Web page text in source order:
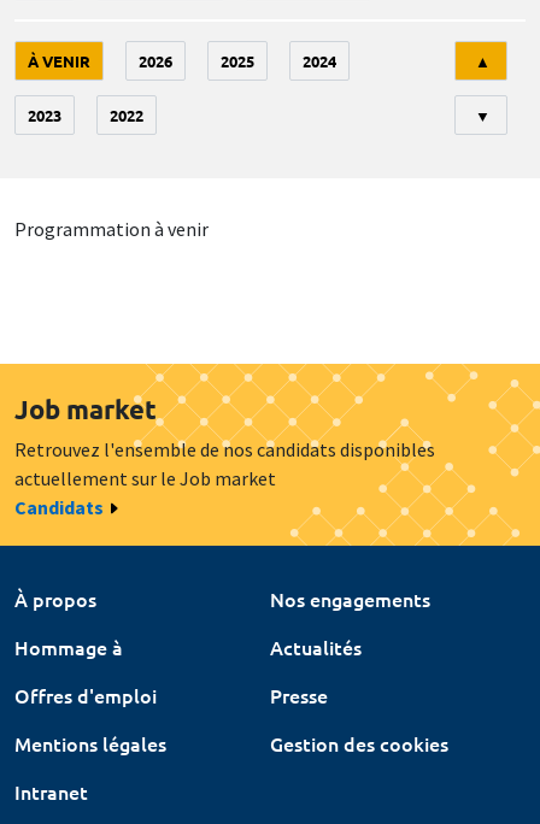
À VENIR 2026 2025 2024
2023 2022
▲
▼
Programmation à venir
Job market
Retrouvez l'ensemble de nos candidats disponibles
actuellement sur le Job market
Candidats
À propos
Nos engagements
Hommage à
Actualités
Offres d'emploi
Presse
Mentions légales
Gestion des cookies
Intranet